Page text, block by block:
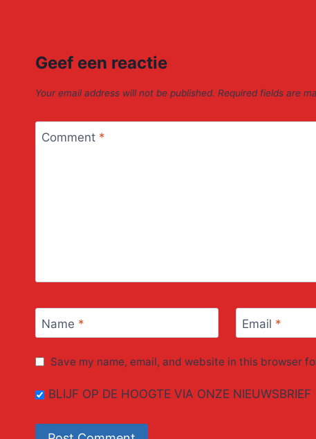
Geef een reactie
Your email address will not be published. Required fields are
Comment *
Name * Email *
Save my name, email, and website in this browser
BLIJF OP DE HOOGTE VIA ONZE NIEUWSBRIEF